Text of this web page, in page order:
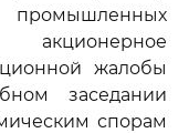
акционерное
жалобы
заседании
спорам